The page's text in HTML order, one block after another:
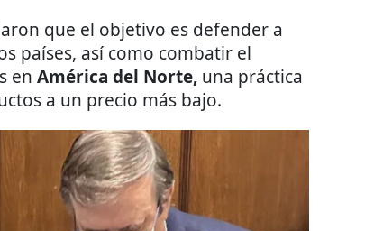
que el objetivo es defender a
países, así como combatir el
en América del Norte, una práctica
a un precio más bajo.